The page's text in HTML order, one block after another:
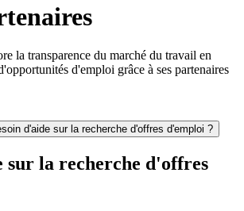
la transparence du marché du travail en
d'emploi grâce à ses partenaires
d'aide sur la recherche d'offres d'emploi ?
sur la recherche d'offres